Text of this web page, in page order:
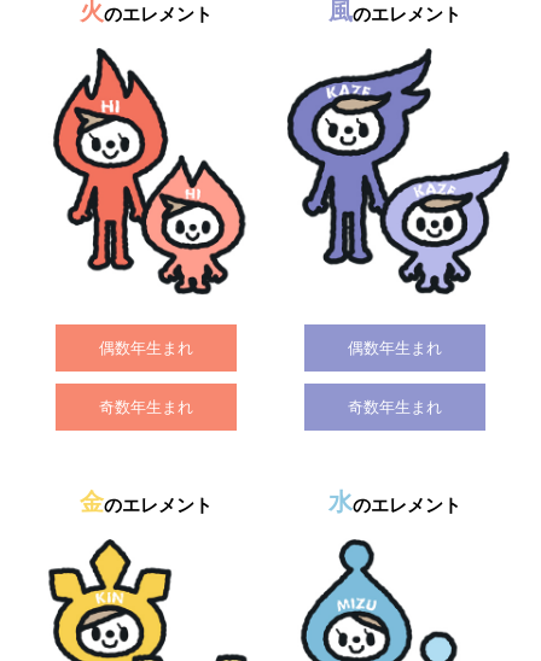
火のエレメント
偶数年生まれ
奇数年生まれ
風のエレメント
偶数年生まれ
奇数年生まれ
金のエレメント 水のエレメント